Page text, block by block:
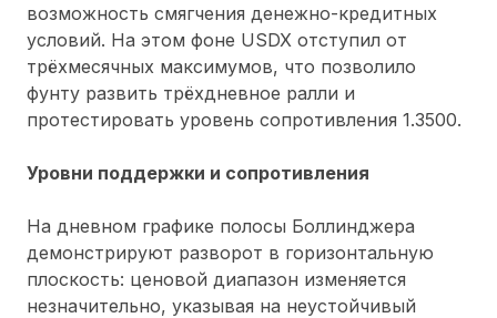
возможность смягчения денежно-кредитных
условий. На этом фоне USDX отступил от
трёхмесячных максимумов, что позволило
фунту развить трёхдневное ралли и
протестировать уровень сопротивления 1.3500.
Уровни поддержки и сопротивления
На дневном графике полосы Боллинджера
демонстрируют разворот в горизонтальную
плоскость: ценовой диапазон изменяется
незначительно, указывая на неустойчивый